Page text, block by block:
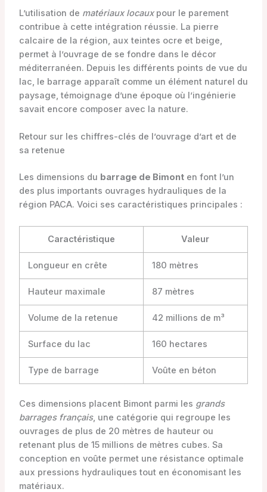
L’utilisation de matériaux locauxpour le parement
contribue à cette intégration réussie. La pierre
calcaire de la région, aux teintes ocre et beige,
permet à l’ouvrage de se fondre dans le décor
méditerranéen. Depuis les différents points de vue du
lac, le barrage apparaît comme un élément naturel du
paysage, témoignage d’une époque où l’ingénierie
savait encore composer avec la nature.
Retour sur les chiffres-clés de l’ouvrage d’art et de
sa retenue
Les dimensions du barrage de Bimonten font l’un
des plus importants ouvrages hydrauliques de la
région PACA. Voici ses caractéristiques principales :
Caractéristique Valeur
Longueur en crête 180 mètres
Hauteur maximale 87 mètres
Volume de la retenue 42 millions de m³
Surface du lac 160 hectares
Type de barrage Voûte en béton
Ces dimensions placent Bimont parmi les grands
barrages français, une catégorie qui regroupe les
ouvrages de plus de 20 mètres de hauteur ou
retenant plus de 15 millions de mètres cubes. Sa
conception en voûte permet une résistance optimale
aux pressions hydrauliques tout en économisant les
matériaux.